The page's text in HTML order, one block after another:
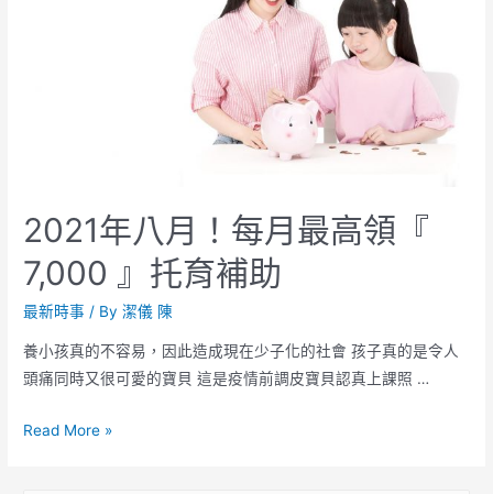
2021年八月！每月最高領『
7,000 』托育補助
最新時事 / By潔儀 陳
養小孩真的不容易，因此造成現在少子化的社會 孩子真的是令人
頭痛同時又很可愛的寶貝 這是疫情前調皮寶貝認真上課照 …
Read More »